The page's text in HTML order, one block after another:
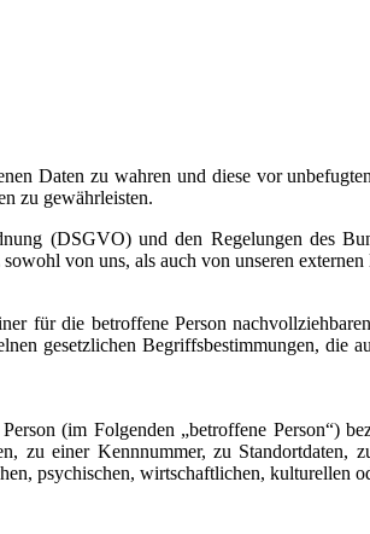
Daten zu wahren und diese vor
zu gewährleisten.
(DSGVO) und den Regelungen des
von uns, als auch von unseren
für die betroffene Person
gesetzlichen Begriffsbestimmungen, die
(im Folgenden „betroffene Person“)
zu einer Kennnummer, zu Standortdaten,
psychischen, wirtschaftlichen, kulturellen